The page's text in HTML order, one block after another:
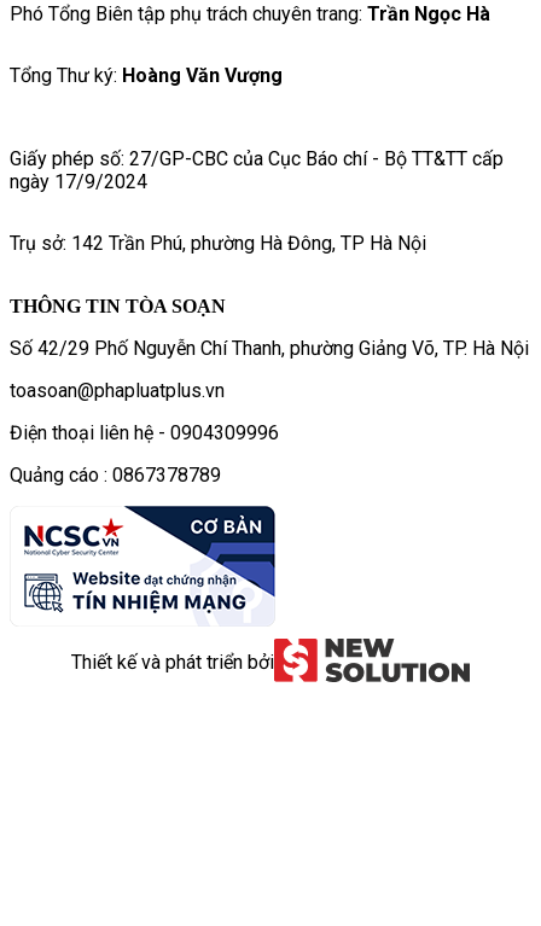
Phó Tổng Biên tập phụ trách chuyên trang: Trần Ngọc Hà
Tổng Thư ký: Hoàng Văn Vượng
Giấy phép số: 27/GP-CBC của Cục Báo chí - Bộ TT&TT cấp
ngày 17/9/2024
Trụ sở: 142 Trần Phú, phường Hà Đông, TP Hà Nội
THÔNG TIN TÒA SOẠN
Số 42/29 Phố Nguyễn Chí Thanh, phường Giảng Võ, TP. Hà Nội
toasoan@phapluatplus.vn
Điện thoại liên hệ - 0904309996
Quảng cáo : 0867378789
Thiết kế và phát triển bởi